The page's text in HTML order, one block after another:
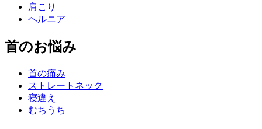
肩こり
ヘルニア
首のお悩み
首の痛み
ストレートネック
寝違え
むちうち